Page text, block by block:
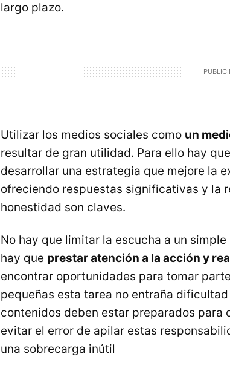
largo plazo.
Utilizar los medios sociales como un
resultar de gran utilidad. Para ello hay
desarrollar una estrategia que mejore la
ofreciendo respuestas significativas y la
honestidad son claves.
No hay que limitar la escucha a un
hay que prestar atención a la acción y
encontrar oportunidades para tomar
pequeñas esta tarea no entraña
contenidos deben estar preparados para
evitar el error de apilar estas
una sobrecarga inútil